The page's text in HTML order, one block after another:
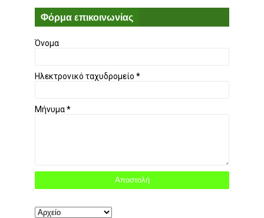
Φόρμα επικοινωνίας
Όνομα
Ηλεκτρονικό ταχυδρομείο *
Μήνυμα*